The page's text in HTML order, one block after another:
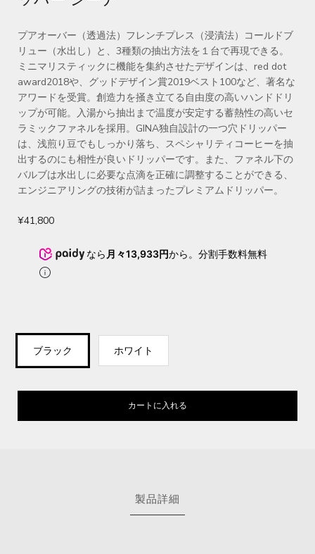
プアオーバー（透過法）フレンチプレス（浸漬法）コールドブ
リュー（水出し）と、3種類の抽出方法を１台で再現できる。
ミニマリスティックに機能を集約させたデザインは、red dot
award2018や、グッドデザイン賞2019ベスト100など、著名な
アワードを受賞。創造力を掻き立てる自由度の高いハンドドリ
ップが可能。入湯から抽出まで温度が安定する蓄熱性の高いセ
ラミックファネルを採用。GINA独自設計の一つ穴ドリッパー
は、浅煎り豆でもしっかり落ち、スペシャリティコーヒーを抽
出するのにも相性が良いドリッパーです。また、ファネル下の
バルブは水出しに必要な点滴を正確に調整することができる、
エンジニアリングの技術が詰まったプレミアムドリッパー。
¥41,800
なら 月々13,933円から。分割手数料無料
ブラック ホワイト
カートに入れる
製品詳細